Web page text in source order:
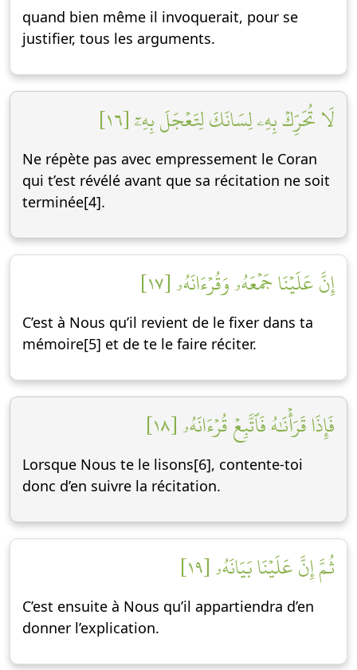
quand bien même il invoquerait, pour se
justifier, tous les arguments.
لَا تُحَرِّكۡ بِهِۦ لِسَانَكَ لِتَعۡجَلَ بِهِۦٓ [١٦]
Ne répète pas avec empressement le Coran
qui t’est révélé avant que sa récitation ne soit
terminée[4].
إِنَّ عَلَيۡنَا جَمۡعَهُۥ وَقُرۡءَانَهُۥ [١٧]
C’est à Nous qu’il revient de le fixer dans ta
mémoire[5] et de te le faire réciter.
فَإِذَا قَرَأۡنَٰهُ فَٱتَّبِعۡ قُرۡءَانَهُۥ [١٨]
Lorsque Nous te le lisons[6], contente-toi
donc d’en suivre la récitation.
ثُمَّ إِنَّ عَلَيۡنَا بَيَانَهُۥ [١٩]
C’est ensuite à Nous qu’il appartiendra d’en
donner l’explication.